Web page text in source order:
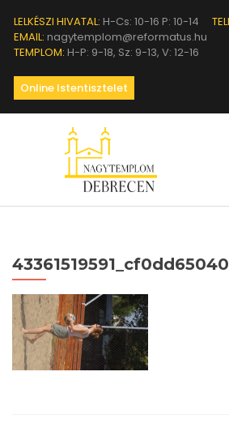
LELKÉSZI HIVATAL: H-Cs: 10-16 P: 10-14
EMAIL: nagytemplom@reformatus.hu
TEMPLOM: H-P: 9-18, Sz: 9-13, V: 12-16
Online Istentisztelet